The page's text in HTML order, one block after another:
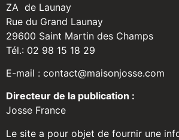
ZA de Launay
Rue du Grand Launay
29600 Saint Martin des Champs
Tél.: 02 98 15 18 29
E-mail : contact@maisonjosse.com
Directeur de la publication :
Josse France
Le site a pour objet de fournir une